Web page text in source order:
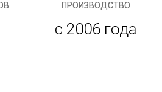
ПРОИЗВОДСТВО
с 2006 года